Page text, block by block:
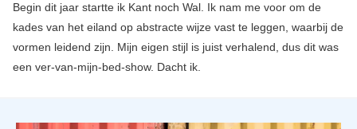
Begin dit jaar startte ik Kant noch Wal. Ik nam me voor om de
kades van het eiland op abstracte wijze vast te leggen, waarbij de
vormen leidend zijn. Mijn eigen stijl is juist verhalend, dus dit was
een ver-van-mijn-bed-show. Dacht ik.